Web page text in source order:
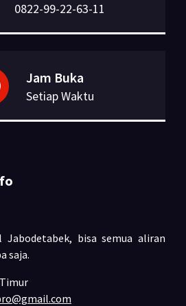
0822-99-22-63-11
Jam Buka
Setiap Waktu
Jabodetabek, bisa semua aliran
saja.